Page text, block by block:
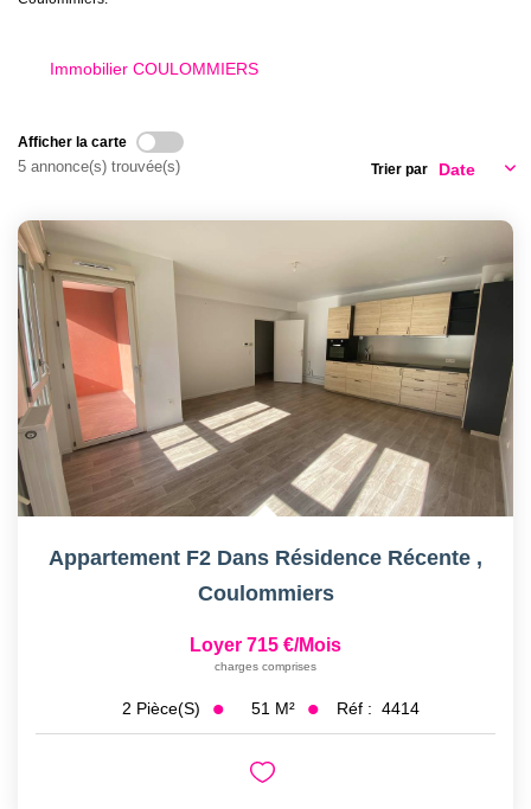
Immobilier COULOMMIERS
Afficher la carte
5 annonce(s) trouvée(s) Trier par
Appartement F2 Dans Résidence Récente ,
Coulommiers
Loyer 715 €/mois
charges comprises
2 Pièce(s) 51 M² Réf : 4414